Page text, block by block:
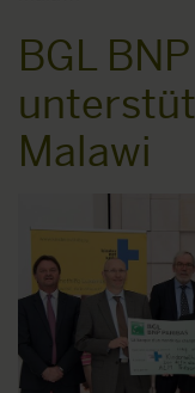
BGL
Malawi